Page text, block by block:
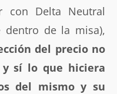
con Delta Neutral
dentro de la misa),
del precio no
sí lo que hiciera
del mismo y su